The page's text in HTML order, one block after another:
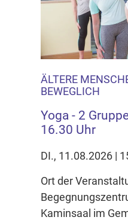
ÄLTERE
BEWEGLICH
Yoga - 2
16.30 Uhr
DI., 11.08.2026 |
Ort der
Kaminsaal im